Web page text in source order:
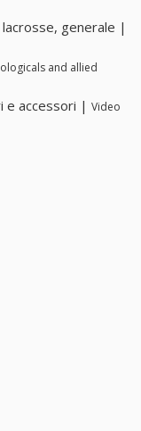
generale |
and allied
e accessori | Video